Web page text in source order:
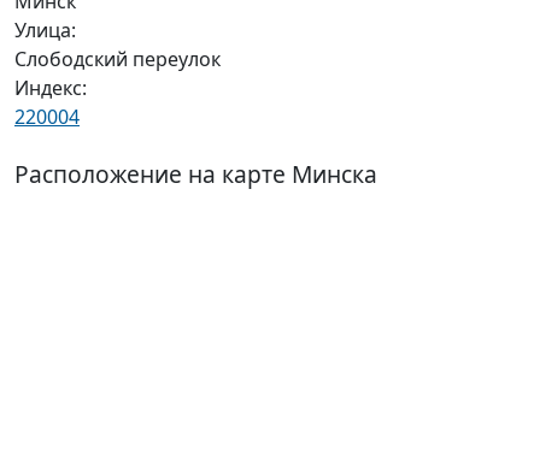
Улица:
Слободский переулок
Индекс:
220004
Расположение на карте Минска